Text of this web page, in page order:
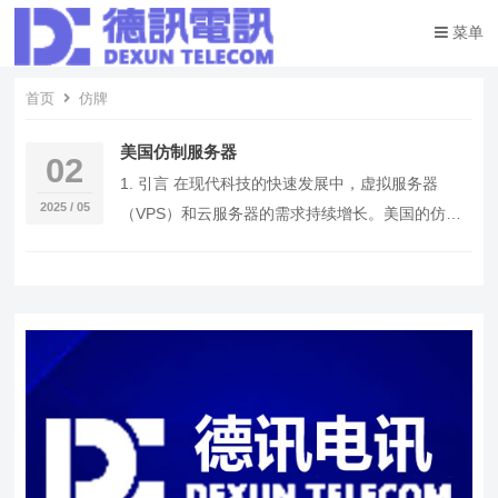
菜单
首页 仿牌
02
2025 / 05
美国仿制服务器
1. 引言 在现代科技的快速发展中，虚拟服务器
（VPS）和云服务器的需求持续增长。美国的仿牌